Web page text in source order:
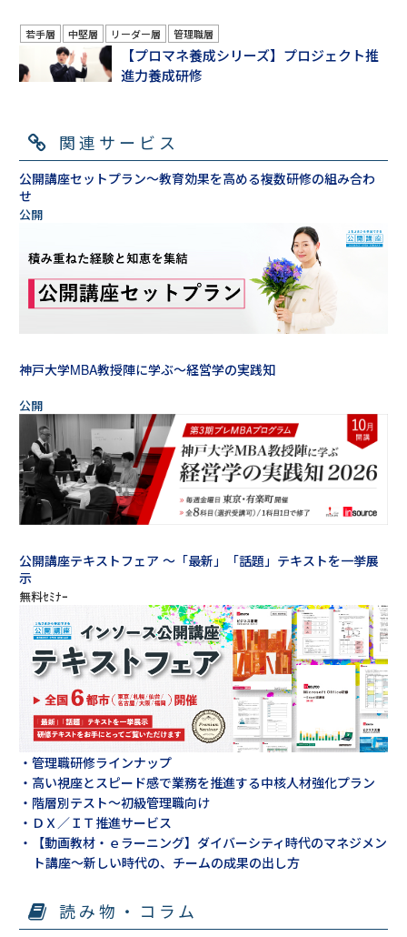
若手層 中堅層 リーダー層 管理職層
【プロマネ養成シリーズ】プロジェクト推
進力養成研修
関連サービス
公開講座セットプラン～教育効果を高める複数研修の組み合わ
せ
神戸大学MBA教授陣に学ぶ～経営学の実践知
公開講座テキストフェア ～「最新」「話題」テキストを一挙展
示
・管理職研修ラインナップ
・高い視座とスピード感で業務を推進する中核人材強化プラン
・階層別テスト～初級管理職向け
・ＤＸ／ＩＴ推進サービス
・【動画教材・ｅラーニング】ダイバーシティ時代のマネジメン
ト講座～新しい時代の、チームの成果の出し方
読み物・コラム